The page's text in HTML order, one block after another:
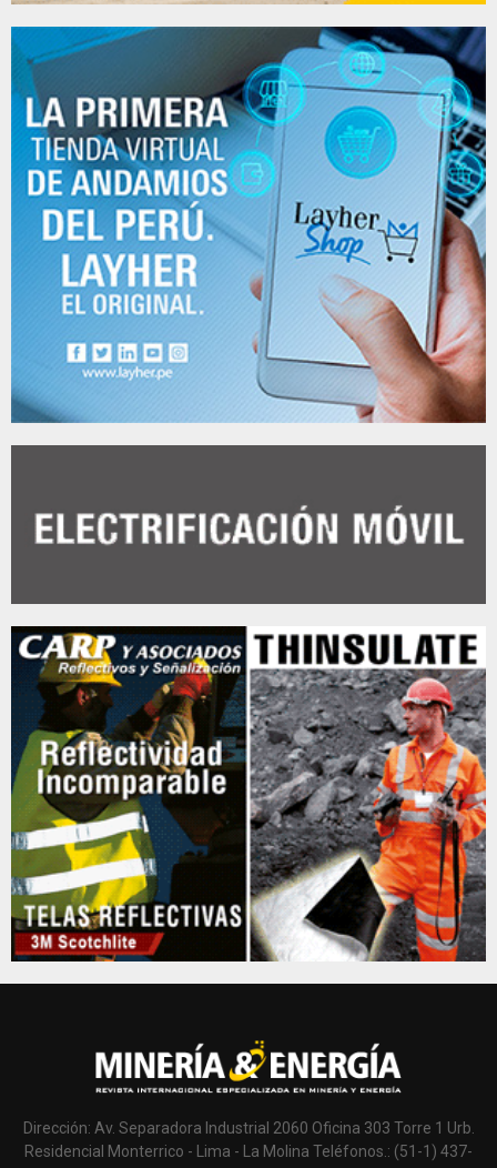
Dirección: Av. Separadora Industrial 2060 Oficina 303 Torre 1 Urb.
Residencial Monterrico - Lima - La Molina Teléfonos.: (51-1) 437-